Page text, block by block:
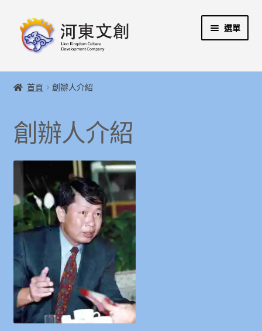
跳
至
跳
至
容
選單
首頁
創辦人介紹
河東堂獅子博物館
聯絡我們
購物指引
Weglot switcher
首頁 創辦人介紹
創辦人介紹